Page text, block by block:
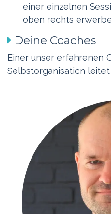
einer einzelnen
oben rechts
Deine Coaches
Einer unser erfahrenen
Selbstorganisation leitet